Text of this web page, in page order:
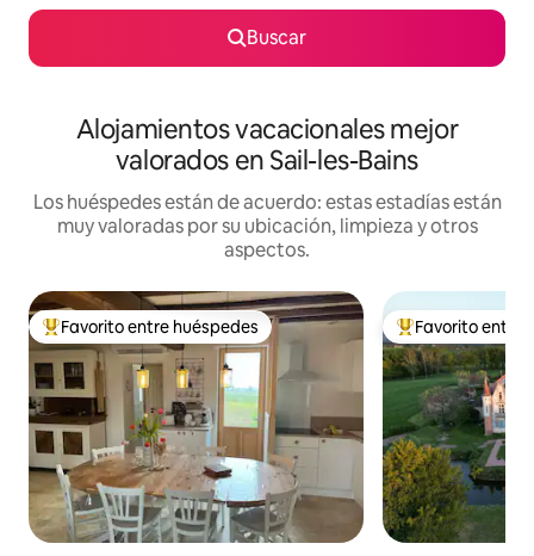
Buscar
Alojamientos vacacionales mejor
valorados en Sail-les-Bains
Los huéspedes están de acuerdo: estas estadías están
muy valoradas por su ubicación, limpieza y otros
aspectos.
Favorito entre huéspedes preferido
Favorito entre huéspedes Favorito entre
Favorito entre